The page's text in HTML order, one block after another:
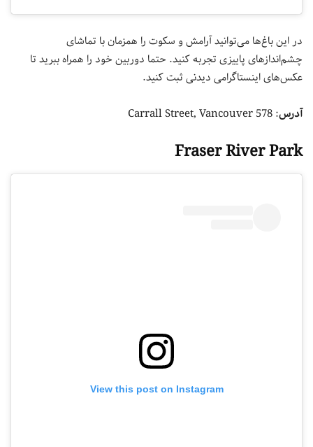
در این باغ‌ها می‌توانید آرامش و سکوت را همزمان با تماشای
چشم‌اندازهای پاییزی تجربه کنید. حتما دوربین خود را همراه ببرید تا
عکس‌های اینستاگرامی دیدنی ثبت کنید.
آدرس: 578 Carrall Street, Vancouver
Fraser River Park
View this post on Instagram